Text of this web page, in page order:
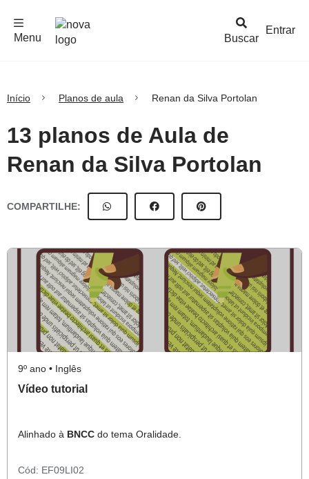
Buscar
Menu
Entrar
Início Planos de aula Renan da Silva Portolan
13 planos de Aula de
Renan da Silva Portolan
COMPARTILHE:
9º ano • Inglês
Vídeo tutorial
Alinhado à BNCC do tema Oralidade.
Cód: EF09LI02